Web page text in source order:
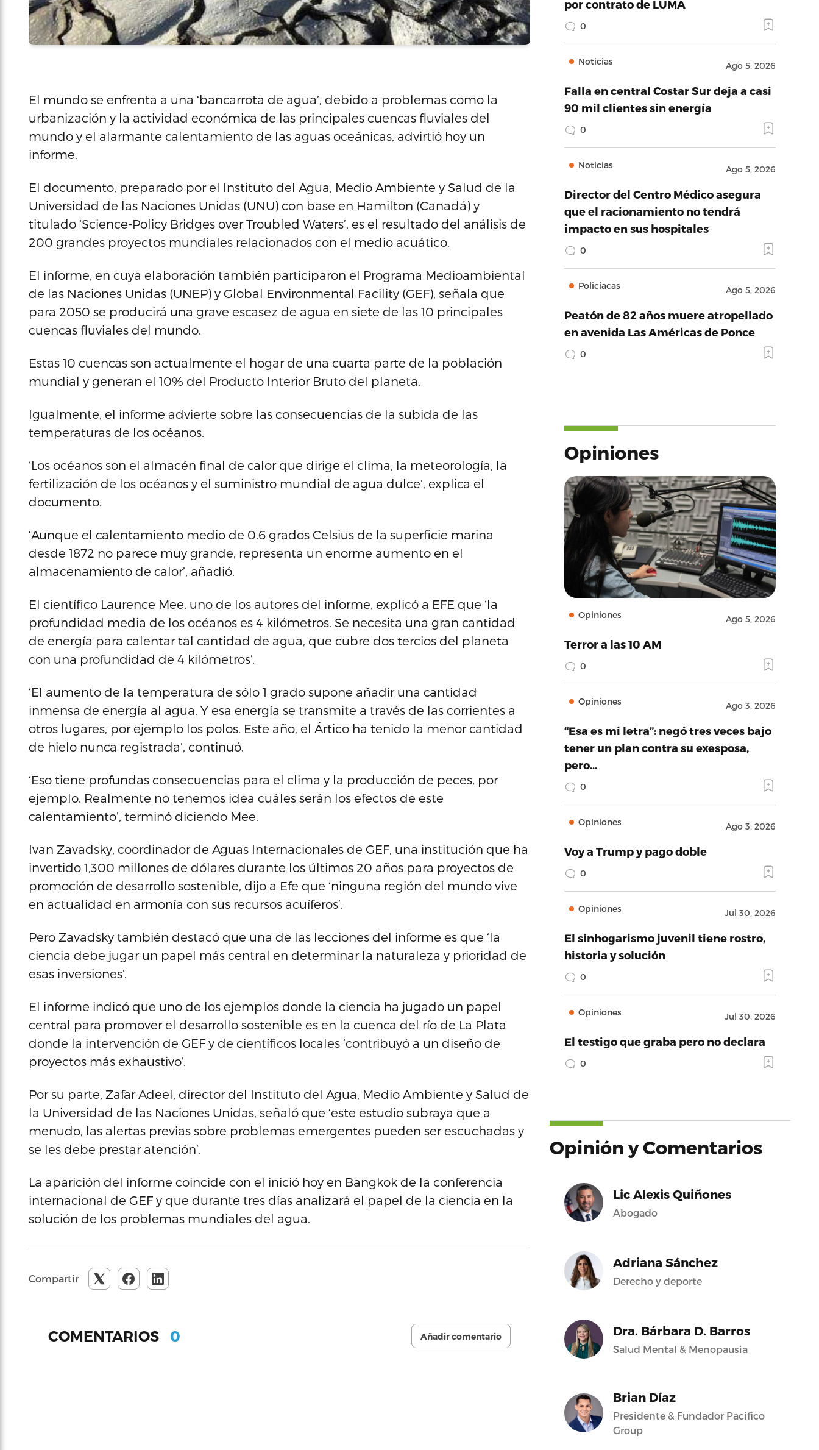
El mundo se enfrenta a una ‘bancarrota de agua’, debido a problemas como la
urbanización y la actividad económica de las principales cuencas fluviales del
mundo y el alarmante calentamiento de las aguas oceánicas, advirtió hoy un
informe.
El documento, preparado por el Instituto del Agua, Medio Ambiente y Salud de la
Universidad de las Naciones Unidas (UNU) con base en Hamilton (Canadá) y
titulado ‘Science-Policy Bridges over Troubled Waters’, es el resultado del análisis de
200 grandes proyectos mundiales relacionados con el medio acuático.
El informe, en cuya elaboración también participaron el Programa Medioambiental
de las Naciones Unidas (UNEP) y Global Environmental Facility (GEF), señala que
para 2050 se producirá una grave escasez de agua en siete de las 10 principales
cuencas fluviales del mundo.
Estas 10 cuencas son actualmente el hogar de una cuarta parte de la población
mundial y generan el 10% del Producto Interior Bruto del planeta.
Igualmente, el informe advierte sobre las consecuencias de la subida de las
temperaturas de los océanos.
‘Los océanos son el almacén final de calor que dirige el clima, la meteorología, la
fertilización de los océanos y el suministro mundial de agua dulce’, explica el
documento.
‘Aunque el calentamiento medio de 0.6 grados Celsius de la superficie marina
desde 1872 no parece muy grande, representa un enorme aumento en el
almacenamiento de calor’, añadió.
El científico Laurence Mee, uno de los autores del informe, explicó a EFE que ‘la
profundidad media de los océanos es 4 kilómetros. Se necesita una gran cantidad
de energía para calentar tal cantidad de agua, que cubre dos tercios del planeta
con una profundidad de 4 kilómetros’.
‘El aumento de la temperatura de sólo 1 grado supone añadir una cantidad
inmensa de energía al agua. Y esa energía se transmite a través de las corrientes a
otros lugares, por ejemplo los polos. Este año, el Ártico ha tenido la menor cantidad
de hielo nunca registrada’, continuó.
‘Eso tiene profundas consecuencias para el clima y la producción de peces, por
ejemplo. Realmente no tenemos idea cuáles serán los efectos de este
calentamiento’, terminó diciendo Mee.
Ivan Zavadsky, coordinador de Aguas Internacionales de GEF, una institución que ha
invertido 1,300 millones de dólares durante los últimos 20 años para proyectos de
promoción de desarrollo sostenible, dijo a Efe que ‘ninguna región del mundo vive
en actualidad en armonía con sus recursos acuíferos’.
Pero Zavadsky también destacó que una de las lecciones del informe es que ‘la
ciencia debe jugar un papel más central en determinar la naturaleza y prioridad de
esas inversiones’.
El informe indicó que uno de los ejemplos donde la ciencia ha jugado un papel
central para promover el desarrollo sostenible es en la cuenca del río de La Plata
donde la intervención de GEF y de científicos locales ‘contribuyó a un diseño de
proyectos más exhaustivo’.
Por su parte, Zafar Adeel, director del Instituto del Agua, Medio Ambiente y Salud de
la Universidad de las Naciones Unidas, señaló que ‘este estudio subraya que a
menudo, las alertas previas sobre problemas emergentes pueden ser escuchadas y
se les debe prestar atención’.
La aparición del informe coincide con el inició hoy en Bangkok de la conferencia
internacional de GEF y que durante tres días analizará el papel de la ciencia en la
solución de los problemas mundiales del agua.
Compartir
COMENTARIOS 0 Añadir comentario
por contrato de LUMA
0
Noticias Ago 5, 2026
Falla en central Costar Sur deja a casi
90 mil clientes sin energía
0
Noticias Ago 5, 2026
Director del Centro Médico asegura
que el racionamiento no tendrá
impacto en sus hospitales
0
Policíacas Ago 5, 2026
Peatón de 82 años muere atropellado
en avenida Las Américas de Ponce
0
Opiniones
Opiniones Ago 5, 2026
Terror a las 10 AM
0
Opiniones Ago 3, 2026
“Esa es mi letra”: negó tres veces bajo
tener un plan contra su exesposa,
pero…
0
Opiniones Ago 3, 2026
Voy a Trump y pago doble
0
Opiniones Jul 30, 2026
El sinhogarismo juvenil tiene rostro,
historia y solución
0
Opiniones Jul 30, 2026
El testigo que graba pero no declara
0
Opinión y Comentarios
Lic Alexis Quiñones
Abogado
Adriana Sánchez
Derecho y deporte
Dra. Bárbara D. Barros
Salud Mental & Menopausia
Brian Díaz
Presidente & Fundador Pacifico
Group